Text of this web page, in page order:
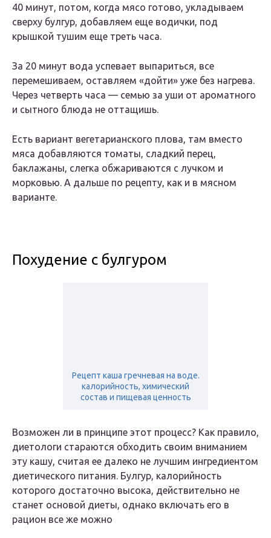
40 минут, потом, когда мясо готово, укладываем
сверху булгур, добавляем еще водички, под
крышкой тушим еще треть часа.
За 20 минут вода успевает выпариться, все
перемешиваем, оставляем «дойти» уже без нагрева.
Через четверть часа — семью за уши от ароматного
и сытного блюда не оттащишь.
Есть вариант вегетарианского плова, там вместо
мяса добавляются томаты, сладкий перец,
баклажаны, слегка обжариваются с лучком и
морковью. А дальше по рецепту, как и в мясном
варианте.
Похудение с булгуром
Рецепт каша гречневая на воде.
калорийность, химический
состав и пищевая ценность
Возможен ли в принципе этот процесс? Как правило,
диетологи стараются обходить своим вниманием
эту кашу, считая ее далеко не лучшим ингредиентом
диетического питания. Булгур, калорийность
которого достаточно высока, действительно не
станет основой диеты, однако включать его в
рацион все же можно